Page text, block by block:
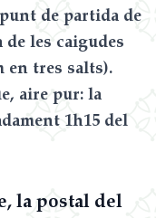
de partida de
les caigudes
en tres salts).
aire pur: la
1h15 del
la postal del